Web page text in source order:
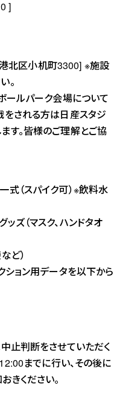
]
北区小机町3300] ※施設
。
ールパーク会場について
をされる方は日産スタジ
す。皆様のご理解とご協
式（スパイク可）※飲料水
ズ（マスク、ハンドタオ
ど）
ョン用データを以下から
止判断をさせていただく
までに行い、その後に
きください。